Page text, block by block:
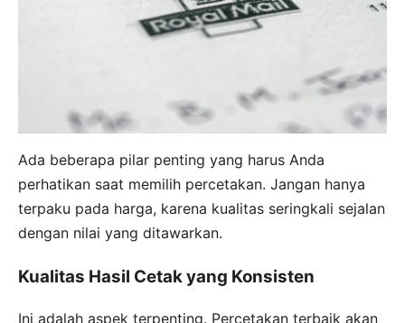
Ada beberapa pilar penting yang harus Anda
perhatikan saat memilih percetakan. Jangan hanya
terpaku pada harga, karena kualitas seringkali sejalan
dengan nilai yang ditawarkan.
Kualitas Hasil Cetak yang Konsisten
Ini adalah aspek terpenting. Percetakan terbaik akan